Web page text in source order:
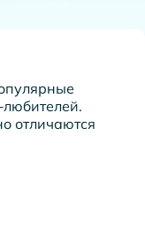
отличаются